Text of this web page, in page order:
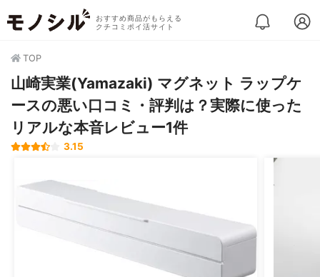
おすすめ商品がもらえる
クチコミポイ活サイト
TOP
山崎実業(Yamazaki) マグネット ラップケ
ースの悪い口コミ・評判は？実際に使った
リアルな本音レビュー1件
3.15